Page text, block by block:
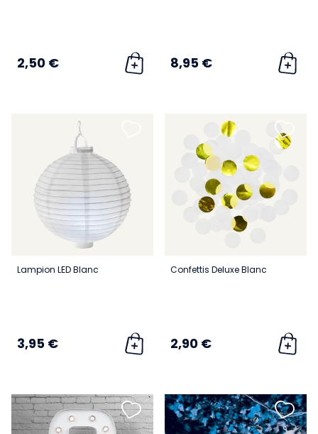
2,50 € 8,95 €
Lampion LED Blanc
3,95 €
Confettis Deluxe Blanc
2,90 €